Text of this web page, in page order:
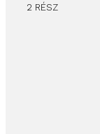
2 RÉSZ